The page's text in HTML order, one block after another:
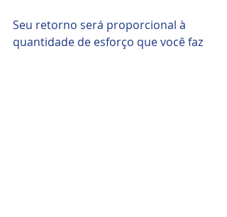
Seu retorno será proporcional à
quantidade de esforço que você faz